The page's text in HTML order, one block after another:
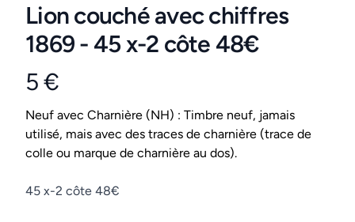
Lion couché avec chiffres
1869 - 45 x-2 côte 48€
Product information
5 €
Conditions
Neuf avec Charnière (NH) : Timbre neuf, jamais
utilisé, mais avec des traces de charnière (trace de
colle ou marque de charnière au dos).
Description
45 x-2 côte 48€